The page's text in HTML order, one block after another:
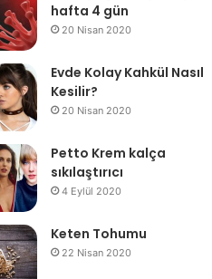
hafta 4 gün
20 Nisan 2020
Evde Kolay Kahkül Nasıl
Kesilir?
20 Nisan 2020
Petto Krem kalça
sıkılaştırıcı
4 Eylül 2020
Keten Tohumu
22 Nisan 2020